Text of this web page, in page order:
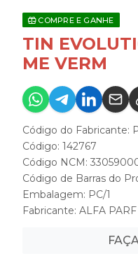
COMPRE E GANHE
TIN
ME VERM
Código do Fabricante:
Código: 142767
Código NCM:
Código de Barras do
Embalagem: PC/1
Fabricante: ALFA